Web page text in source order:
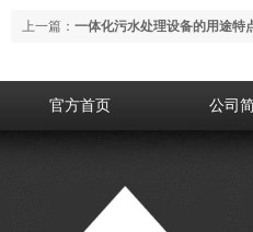
上一篇： 一体化污水处理设备的用途特
官方首页 公司